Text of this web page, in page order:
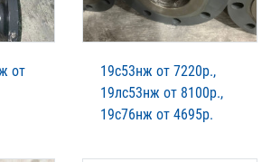
от
19с53нж от 7220р.,
19лс53нж от 8100р.,
19с76нж от 4695р.